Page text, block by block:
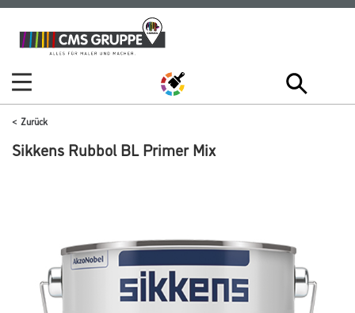
Zum
Inhalt
Zum
Navigationsmenü
Zurück
Sikkens Rubbol BL Primer Mix